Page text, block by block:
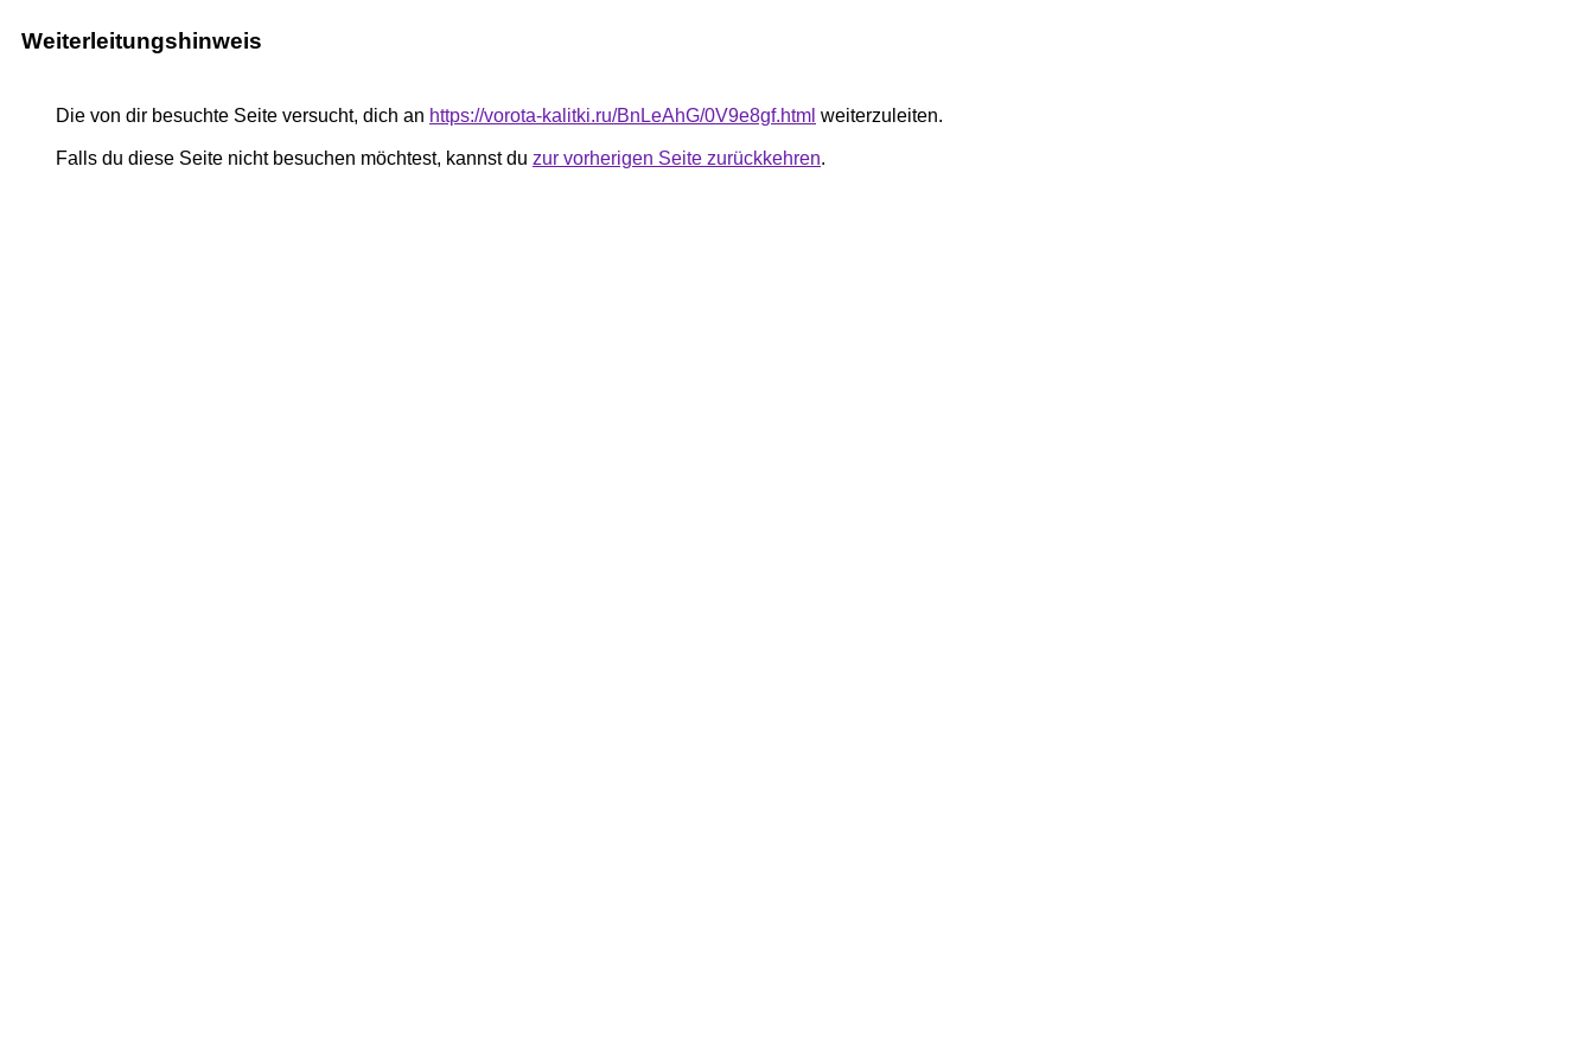
Weiterleitungshinweis
Die von dir besuchte Seite versucht, dich an https://vorota-kalitki.ru/BnLeAhG/0V9e8gf.html weiterzuleiten.
Falls du diese Seite nicht besuchen möchtest, kannst du zur vorherigen Seite zurückkehren.